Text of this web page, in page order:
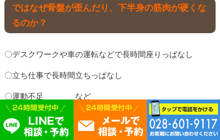
ではなぜ骨盤が歪んだり、下半身の筋肉が硬くな
るのか？
〇デスクワークや車の運転などで長時間座りっぱなし
〇立ち仕事で長時間立ちっぱなし
〇運動不足 など